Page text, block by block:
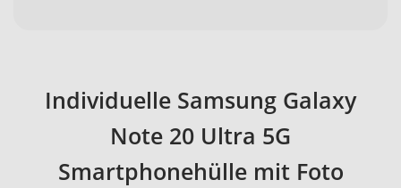
Individuelle Samsung Galaxy
Note 20 Ultra 5G
Smartphonehülle mit Foto